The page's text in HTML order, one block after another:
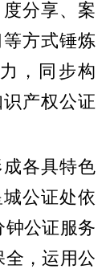
分享、案
方式锤炼
，同步构
产权公证
各具特色
公证处依
钟公证服务
全，运用公